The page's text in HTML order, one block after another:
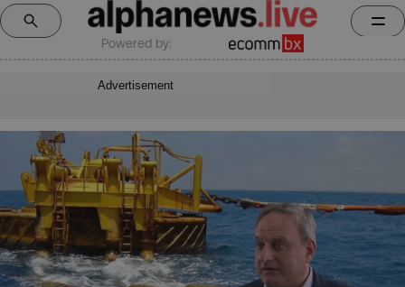
Powered by:
Advertisement